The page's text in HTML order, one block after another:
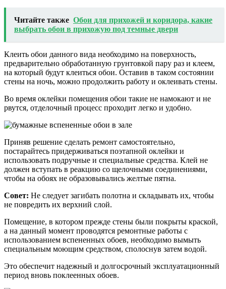
Читайте также Обои для прихожей и коридора, какие
выбрать обои в прихожую под темные двери
Клеить обои данного вида необходимо на поверхность,
предварительно обработанную грунтовкой пару раз и клеем,
на который будут клеиться обои. Оставив в таком состоянии
стены на ночь, можно продолжить работу и оклеивать стены.
Во время оклейки помещения обои такие не намокают и не
рвутся, отделочный процесс проходит легко и удобно.
Приняв решение сделать ремонт самостоятельно,
постарайтесь придерживаться поэтапной оклейки и
использовать подручные и специальные средства. Клей не
должен вступать в реакцию со щелочными соединениями,
чтобы на обоях не образовывались желтые пятна.
Совет: Не следует загибать полотна и складывать их, чтобы
не повредить их верхний слой.
Помещение, в котором прежде стены были покрыты краской,
а на данный момент проводятся ремонтные работы с
использованием вспененных обоев, необходимо вымыть
специальным моющим средством, сполоснув затем водой.
Это обеспечит надежный и долгосрочный эксплуатационный
период вновь поклеенных обоев.